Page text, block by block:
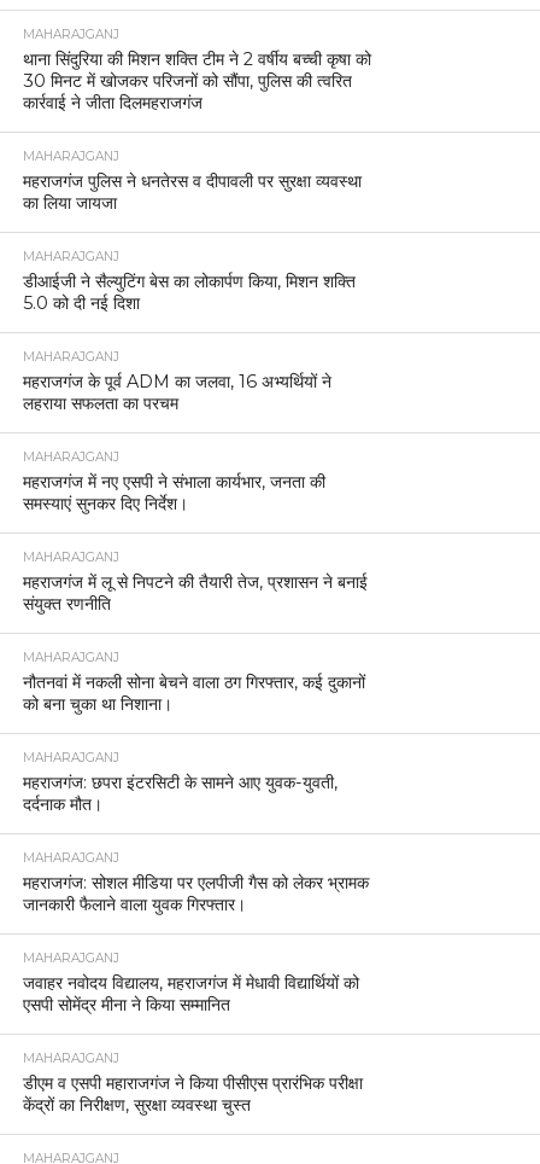
MAHARAJGANJ
थाना सिंदुरिया की मिशन शक्ति टीम ने 2 वर्षीय बच्ची कृषा को
30 मिनट में खोजकर परिजनों को सौंपा, पुलिस की त्वरित
कार्रवाई ने जीता दिलमहराजगंज
MAHARAJGANJ
महराजगंज पुलिस ने धनतेरस व दीपावली पर सुरक्षा व्यवस्था
का लिया जायजा
MAHARAJGANJ
डीआईजी ने सैल्युटिंग बेस का लोकार्पण किया, मिशन शक्ति
5.0 को दी नई दिशा
MAHARAJGANJ
महराजगंज के पूर्व ADM का जलवा, 16 अभ्यर्थियों ने
लहराया सफलता का परचम
MAHARAJGANJ
महराजगंज में नए एसपी ने संभाला कार्यभार, जनता की
समस्याएं सुनकर दिए निर्देश।
MAHARAJGANJ
महराजगंज में लू से निपटने की तैयारी तेज, प्रशासन ने बनाई
संयुक्त रणनीति
MAHARAJGANJ
नौतनवां में नकली सोना बेचने वाला ठग गिरफ्तार, कई दुकानों
को बना चुका था निशाना।
MAHARAJGANJ
महराजगंज: छपरा इंटरसिटी के सामने आए युवक-युवती,
दर्दनाक मौत।
MAHARAJGANJ
महराजगंज: सोशल मीडिया पर एलपीजी गैस को लेकर भ्रामक
जानकारी फैलाने वाला युवक गिरफ्तार।
MAHARAJGANJ
जवाहर नवोदय विद्यालय, महराजगंज में मेधावी विद्यार्थियों को
एसपी सोमेंद्र मीना ने किया सम्मानित
MAHARAJGANJ
डीएम व एसपी महाराजगंज ने किया पीसीएस प्रारंभिक परीक्षा
केंद्रों का निरीक्षण, सुरक्षा व्यवस्था चुस्त
MAHARAJGANJ